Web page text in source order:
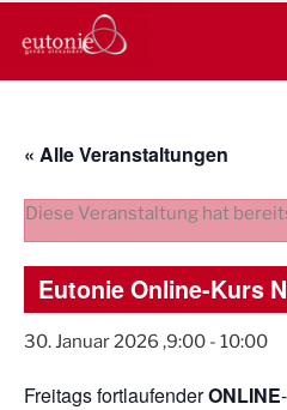
Inhalt
EUTONIE.DE
Lebensbalance durch körperliche
« Alle Veranstaltungen
Diese Veranstaltung hat
Eutonie Online-Kurs
30. Januar 2026 ,9:00 - 10:00
Freitags fortlaufenderONLINE